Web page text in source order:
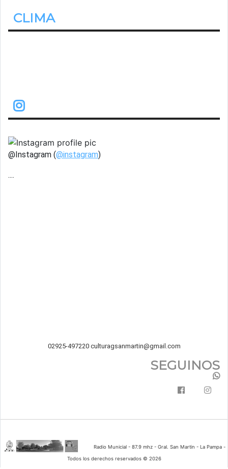
CLIMA
@Instagram (@instagram)
....
02925-497220 culturagsanmartin@gmail.com
SEGUINOS
Radio Municial - 87.9 mhz - Gral. San Martin - La Pampa -
Todos los derechos reservados © 2026